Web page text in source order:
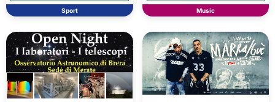
Sport Music